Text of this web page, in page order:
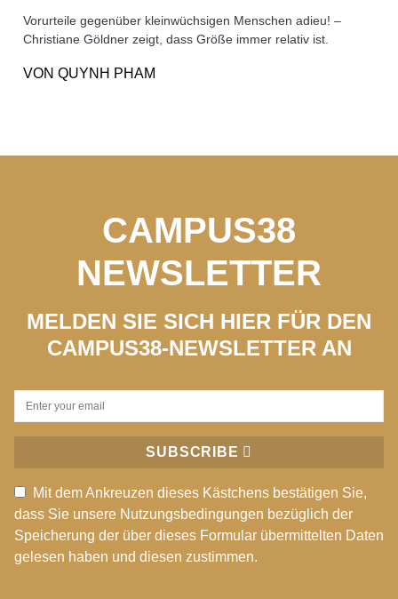
Vorurteile gegenüber kleinwüchsigen Menschen adieu! –
Christiane Göldner zeigt, dass Größe immer relativ ist.
VON QUYNH PHAM
CAMPUS38
NEWSLETTER
MELDEN SIE SICH HIER FÜR DEN
CAMPUS38-NEWSLETTER AN
SUBSCRIBE
Mit dem Ankreuzen dieses Kästchens bestätigen Sie,
dass Sie unsere Nutzungsbedingungen bezüglich der
Speicherung der über dieses Formular übermittelten Daten
gelesen haben und diesen zustimmen.